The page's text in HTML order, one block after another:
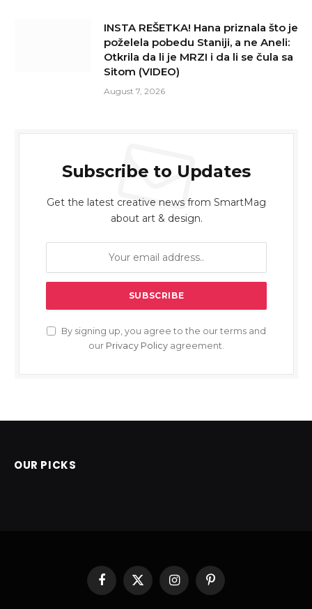
INSTA REŠETKA! Hana priznala što je
poželela pobedu Staniji, a ne Aneli:
Otkrila da li je MRZI i da li se čula sa
Sitom (VIDEO)
August 7, 2026
Subscribe to Updates
Get the latest creative news from SmartMag
about art & design.
By signing up, you agree to the our terms and
our Privacy Policy agreement.
OUR PICKS
Facebook
X
(Twitter)
InstagramPinterest